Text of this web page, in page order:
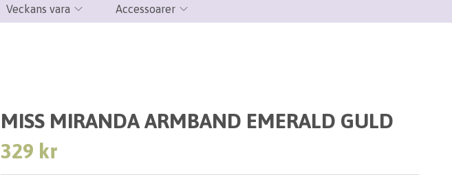
Veckans vara Accessoarer
MISS MIRANDA ARMBAND EMERALD GULD
329 kr